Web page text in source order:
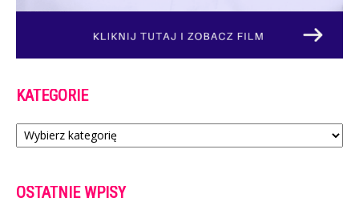
KATEGORIE
Kategorie
OSTATNIE WPISY